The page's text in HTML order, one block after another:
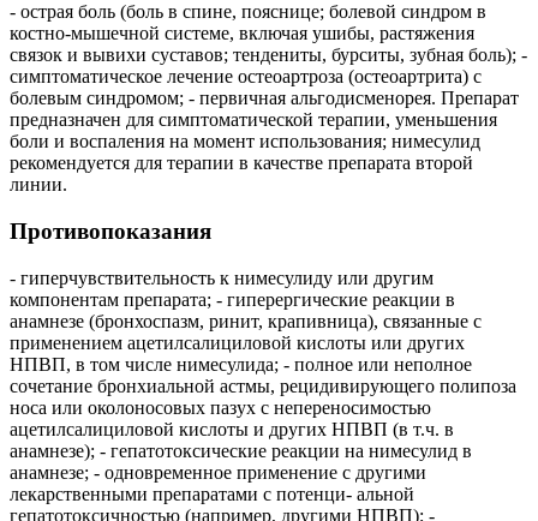
- острая боль (боль в спине, пояснице; болевой синдром в
костно-мышечной системе, включая ушибы, растяжения
связок и вывихи суставов; тендениты, бурситы, зубная боль); -
симптоматическое лечение остеоартроза (остеоартрита) с
болевым синдромом; - первичная альгодисменорея. Препарат
предназначен для симптоматической терапии, уменьшения
боли и воспаления на момент использования; нимесулид
рекомендуется для терапии в качестве препарата второй
линии.
Противопоказания
- гиперчувствительность к нимесулиду или другим
компонентам препарата; - гиперергические реакции в
анамнезе (бронхоспазм, ринит, крапивница), связанные с
применением ацетилсалициловой кислоты или других
НПВП, в том числе нимесулида; - полное или неполное
сочетание бронхиальной астмы, рецидивирующего полипоза
носа или околоносовых пазух с непереносимостью
ацетилсалициловой кислоты и других НПВП (в т.ч. в
анамнезе); - гепатотоксические реакции на нимесулид в
анамнезе; - одновременное применение с другими
лекарственными препаратами с потенци- альной
гепатотоксичностью (например, другими НПВП); -